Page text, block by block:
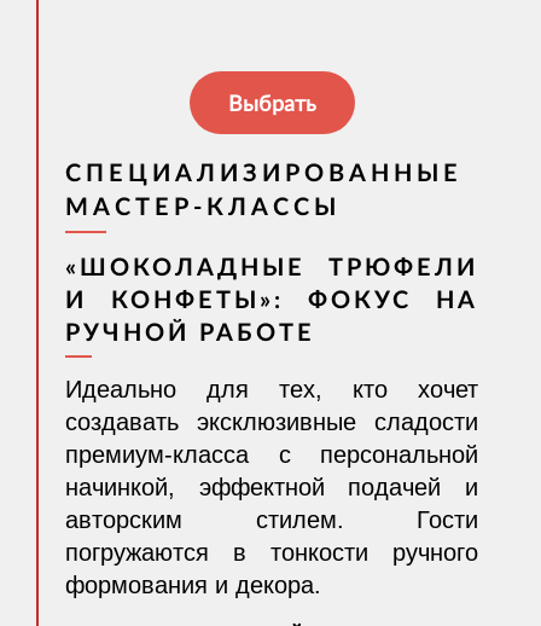
Выбрать
СПЕЦИАЛИЗИРОВАННЫЕ
МАСТЕР-КЛАССЫ
«ШОКОЛАДНЫЕ ТРЮФЕЛИ
И КОНФЕТЫ»: ФОКУС НА
РУЧНОЙ РАБОТЕ
Идеально для тех, кто хочет
создавать эксклюзивные сладости
премиум-класса с персональной
начинкой, эффектной подачей и
авторским стилем. Гости
погружаются в тонкости ручного
формования и декора.